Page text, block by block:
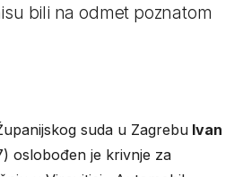
bili na odmet poznatom
suda u Zagrebu Ivan
oslobođen je krivnje za